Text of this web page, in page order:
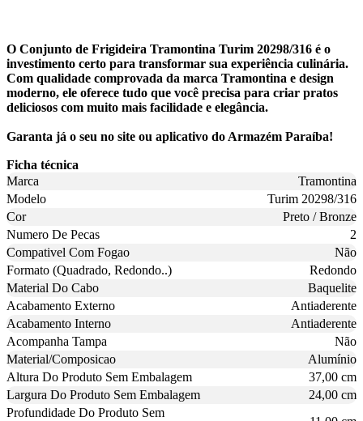
O Conjunto de Frigideira Tramontina Turim 20298/316 é o
investimento certo para transformar sua experiência culinária.
Com qualidade comprovada da marca Tramontina e design
moderno, ele oferece tudo que você precisa para criar pratos
deliciosos com muito mais facilidade e elegância.
Garanta já o seu no site ou aplicativo do Armazém Paraíba!
Ficha técnica
Marca
Tramontina
Modelo
Turim 20298/316
Cor
Preto / Bronze
Numero De Pecas
2
Compativel Com Fogao
Não
Formato (Quadrado, Redondo..)
Redondo
Material Do Cabo
Baquelite
Acabamento Externo
Antiaderente
Acabamento Interno
Antiaderente
Acompanha Tampa
Não
Material/Composicao
Alumínio
Altura Do Produto Sem Embalagem
37,00 cm
Largura Do Produto Sem Embalagem
24,00 cm
Profundidade Do Produto Sem